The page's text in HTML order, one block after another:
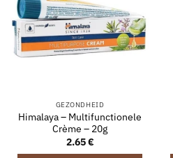
GEZONDHEID
Himalaya – Multifunctionele
Crème – 20g
2.65€